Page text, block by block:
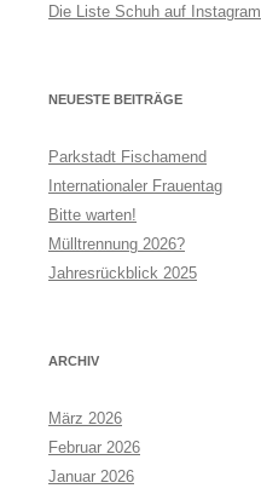
Die Liste Schuh auf Instagram
NEUESTE BEITRÄGE
Parkstadt Fischamend
Internationaler Frauentag
Bitte warten!
Mülltrennung 2026?
Jahresrückblick 2025
ARCHIV
März 2026
Februar 2026
Januar 2026